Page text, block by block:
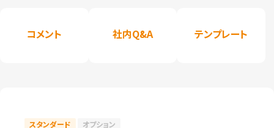
コメント 社内Q&A テンプレート
スタンダード オプション